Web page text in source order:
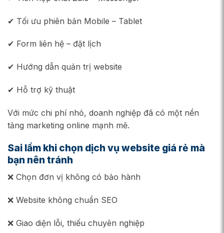
✔ Tối ưu phiên bản Mobile – Tablet
✔ Form liên hệ – đặt lịch
✔ Hướng dẫn quản trị website
✔ Hỗ trợ kỹ thuật
Với mức chi phí nhỏ, doanh nghiệp đã có một nền
tảng marketing online mạnh mẽ.
Sai lầm khi chọn dịch vụ website giá rẻ mà
bạn nên tránh
❌ Chọn đơn vị không có bảo hành
❌ Website không chuẩn SEO
❌ Giao diện lỗi, thiếu chuyên nghiệp